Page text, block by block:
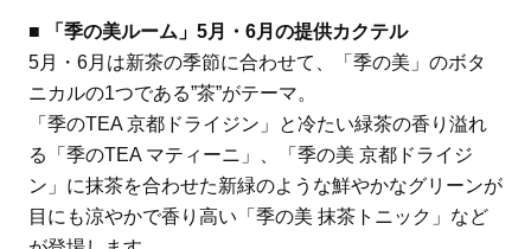
■ 「季の美ルーム」5月・6月の提供カクテル
5月・6月は新茶の季節に合わせて、「季の美」のボタ
ニカルの1つである”茶”がテーマ。
「季のTEA 京都ドライジン」と冷たい緑茶の香り溢れ
る「季のTEA マティーニ」、「季の美 京都ドライジ
ン」に抹茶を合わせた新緑のような鮮やかなグリーンが
目にも涼やかで香り高い「季の美 抹茶トニック」など